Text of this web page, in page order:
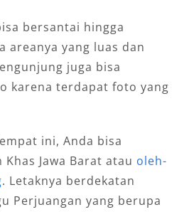
bersantai hingga
areanya yang luas dan
juga bisa
karena terdapat foto yang
ini, Anda bisa
Jawa Barat atau oleh-
. Letaknya berdekatan
Perjuangan yang berupa